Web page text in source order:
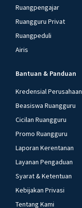
Ruangpengajar
Ruangguru Privat
Ruangpeduli
Airis
Bantuan & Panduan
Kredensial Perusahaan
Beasiswa Ruangguru
Cicilan Ruangguru
Promo Ruangguru
Laporan Kerentanan
Layanan Pengaduan
Syarat & Ketentuan
Kebijakan Privasi
Tentang Kami